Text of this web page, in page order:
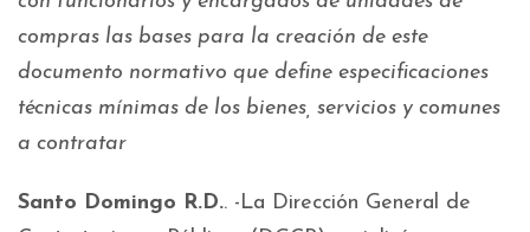
compras las bases para la creación de este
documento normativo que define especificaciones
técnicas mínimas de los bienes, servicios y comunes
a contratar
Santo Domingo R.D.. -La Dirección General de